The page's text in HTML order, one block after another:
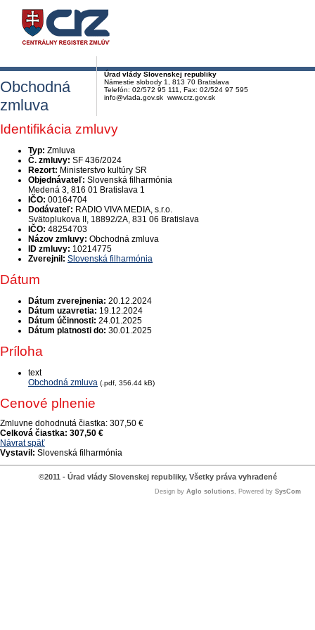
Úrad vlády Slovenskej republiky
Námestie slobody 1, 813 70 Bratislava
Telefón: 02/572 95 111, Fax: 02/524 97 595
info@vlada.gov.sk www.crz.gov.sk
Obchodná
zmluva
Identifikácia zmluvy
Typ: Zmluva
Č. zmluvy: SF 436/2024
Rezort: Ministerstvo kultúry SR
Objednávateľ: Slovenská filharmónia
Medená 3, 816 01 Bratislava 1
IČO: 00164704
Dodávateľ: RADIO VIVA MEDIA, s.r.o.
Svätoplukova II, 18892/2A, 831 06 Bratislava
IČO: 48254703
Názov zmluvy: Obchodná zmluva
ID zmluvy: 10214775
Zverejnil: Slovenská filharmónia
Dátum
Dátum zverejnenia: 20.12.2024
Dátum uzavretia: 19.12.2024
Dátum účinnosti: 24.01.2025
Dátum platnosti do: 30.01.2025
Príloha
text
Obchodná zmluva (.pdf, 356.44 kB)
Cenové plnenie
Zmluvne dohodnutá čiastka: 307,50 €
Celková čiastka: 307,50 €
Návrat späť
Vystavil: Slovenská filharmónia
©2011 - Úrad vlády Slovenskej republiky, Všetky práva vyhradené
Design by Aglo solutions, Powered by SysCom